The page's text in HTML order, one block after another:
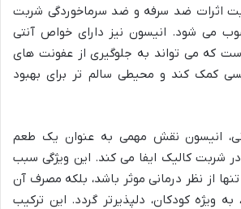
اثرات ضد سرفه و ضد سرماخوردگی شربت
می شود. انیسون نیز دارای خواص آنتی
که می تواند به جلوگیری از عفونت های
کمک کند و محیطی سالم تر برای بهبود
انیسون نقش مهمی به عنوان یک طعم
شربت کالیک ایفا می کند. این ویژگی سبب
از نظر درمانی موثر باشد، بلکه مصرف آن
به ویژه کودکان، دلپذیرتر گردد. این ترکیب